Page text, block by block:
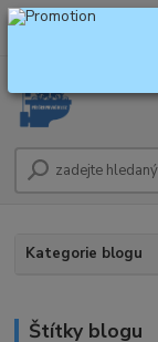
Kategorie blogu
Štítky blogu